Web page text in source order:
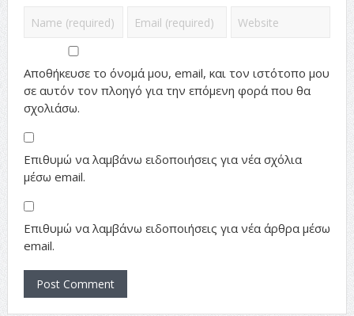
Αποθήκευσε το όνομά μου, email, και τον ιστότοπο μου
σε αυτόν τον πλοηγό για την επόμενη φορά που θα
σχολιάσω.
Επιθυμώ να λαμβάνω ειδοποιήσεις για νέα σχόλια
μέσω email.
Επιθυμώ να λαμβάνω ειδοποιήσεις για νέα άρθρα μέσω
email.